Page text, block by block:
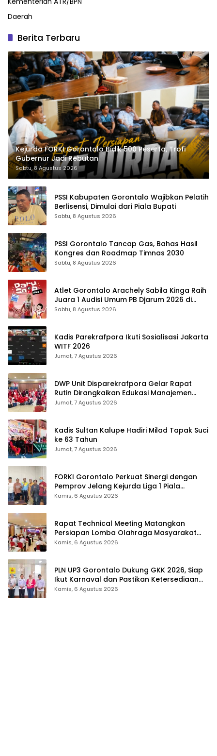
Daerah
Berita Terbaru
Kejurda FORKI Gorontalo Bidik 500 Peserta, Trofi
Gubernur Jadi Rebutan
Sabtu, 8 Agustus 2026
PSSI Kabupaten Gorontalo Wajibkan Pelatih
Berlisensi, Dimulai dari Piala Bupati
Sabtu, 8 Agustus 2026
PSSI Gorontalo Tancap Gas, Bahas Hasil
Kongres dan Roadmap Timnas 2030
Sabtu, 8 Agustus 2026
Atlet Gorontalo Arachely Sabila Kinga Raih
Juara 1 Audisi Umum PB Djarum 2026 di
Makassar
Sabtu, 8 Agustus 2026
Kadis Parekrafpora Ikuti Sosialisasi Jakarta
WITF 2026
Jumat, 7 Agustus 2026
DWP Unit Disparekrafpora Gelar Rapat
Rutin Dirangkaikan Edukasi Manajemen
Stres
Jumat, 7 Agustus 2026
Kadis Sultan Kalupe Hadiri Milad Tapak Suci
ke 63 Tahun
Jumat, 7 Agustus 2026
FORKI Gorontalo Perkuat Sinergi dengan
Pemprov Jelang Kejurda Liga 1 Piala
Gubernur 2026
Kamis, 6 Agustus 2026
Rapat Technical Meeting Matangkan
Persiapan Lomba Olahraga Masyarakat
Tingkat Provinsi Gorontalo
Kamis, 6 Agustus 2026
PLN UP3 Gorontalo Dukung GKK 2026, Siap
Ikut Karnaval dan Pastikan Ketersediaan
Listrik
Kamis, 6 Agustus 2026